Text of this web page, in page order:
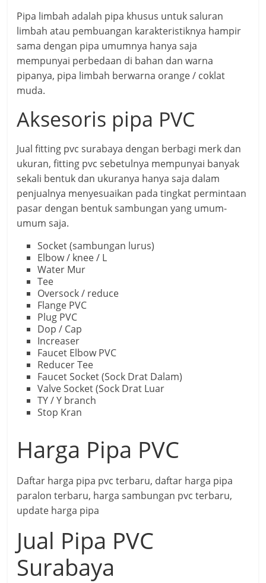
Pipa limbah adalah pipa khusus untuk saluran
limbah atau pembuangan karakteristiknya hampir
sama dengan pipa umumnya hanya saja
mempunyai perbedaan di bahan dan warna
pipanya, pipa limbah berwarna orange / coklat
muda.
Aksesoris pipa PVC
Jual fitting pvc surabaya dengan berbagi merk dan
ukuran, fitting pvc sebetulnya mempunyai banyak
sekali bentuk dan ukuranya hanya saja dalam
penjualnya menyesuaikan pada tingkat permintaan
pasar dengan bentuk sambungan yang umum-
umum saja.
Socket (sambungan lurus)
Elbow / knee / L
Water Mur
Tee
Oversock / reduce
Flange PVC
Plug PVC
Dop / Cap
Increaser
Faucet Elbow PVC
Reducer Tee
Faucet Socket (Sock Drat Dalam)
Valve Socket (Sock Drat Luar
TY / Y branch
Stop Kran
Harga Pipa PVC
Daftar harga pipa pvc terbaru, daftar harga pipa
paralon terbaru, harga sambungan pvc terbaru,
update harga pipa
Jual Pipa PVC
Surabaya